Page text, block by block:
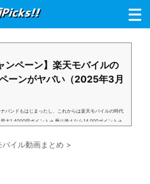
ンペーン】楽天モバイルの
ーンがヤバい（2025年3月
バンドもはじまったし、これからは楽天モバイルの時代
最大1,4000円ポイント→ 乗り換えなら14,000ポイント→
でもでもOK背水の陣の楽天モバイル。ついに「最後の賭
バイル動画まとめ >